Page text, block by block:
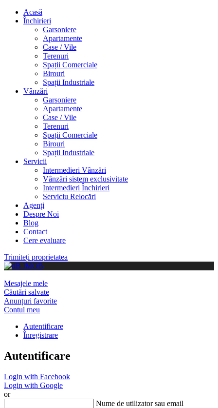
Acasă
Închirieri
Garsoniere
Apartamente
Case / Vile
Terenuri
Spații Comerciale
Birouri
Spații Industriale
Vânzări
Garsoniere
Apartamente
Case / Vile
Terenuri
Spații Comerciale
Birouri
Spații Industriale
Servicii
Intermedieri Vânzări
Vânzări sistem exclusivitate
Intermedieri Închirieri
Serviciu Relocări
Agenți
Despre Noi
Blog
Contact
Cere evaluare
Trimiteți proprietatea
Mesajele mele
Căutări salvate
Anunțuri favorite
Contul meu
Autentificare
Înregistrare
Autentificare
Login with Facebook
Login with Google
or
Nume de utilizator sau email